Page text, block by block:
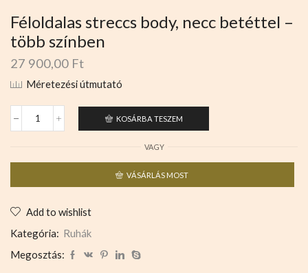
Féloldalas streccs body, necc betéttel –
több színben
27 900,00 Ft
Méretezési útmutató
KOSÁRBA TESZEM
VAGY
VÁSÁRLÁS MOST
Add to wishlist
Kategória: Ruhák
Megosztás: